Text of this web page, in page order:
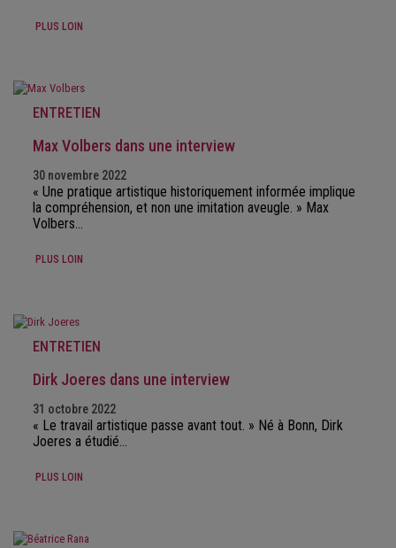
PLUS LOIN
ENTRETIEN
Max Volbers dans une interview
30 novembre 2022
« Une pratique artistique historiquement informée implique
la compréhension, et non une imitation aveugle. » Max
Volbers…
PLUS LOIN
ENTRETIEN
Dirk Joeres dans une interview
31 octobre 2022
« Le travail artistique passe avant tout. » Né à Bonn, Dirk
Joeres a étudié…
PLUS LOIN